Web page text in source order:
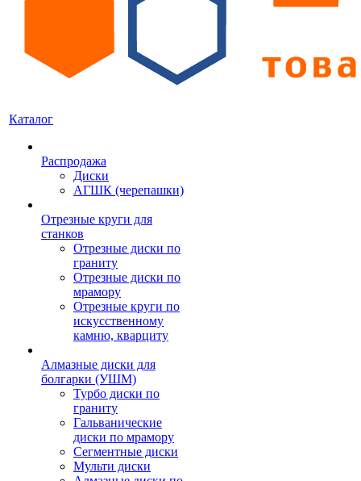
Каталог
Распродажа
Диски
АГШК (черепашки)
Отрезные круги для
станков
Отрезные диски по
граниту
Отрезные диски по
мрамору
Отрезные круги по
искусственному
камню, кварциту
Алмазные диски для
болгарки (УШМ)
Турбо диски по
граниту
Гальванические
диски по мрамору
Сегментные диски
Мульти диски